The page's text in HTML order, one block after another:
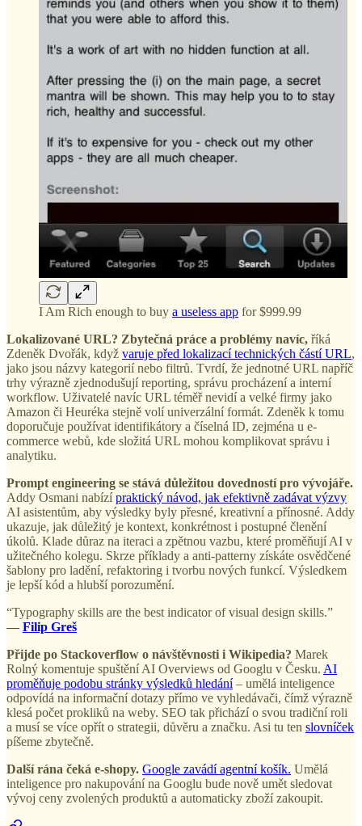
I Am Rich enough to buy a useless app for $999.99
Lokalizované URL? Zbytečná práce a problémy navíc, říká
Zdeněk Dvořák, když varuje před lokalizací technických částí URL,
jako jsou názvy kategorií nebo filtrů. Tvrdí, že jednotné URL napříč
trhy výrazně zjednodušují reporting, správu procházení a interní
workflow. Uživatelé navíc URL téměř nevidí a velké firmy jako
Amazon či Heuréka stejně volí univerzální formát. Zdeněk k tomu
doporučuje používat identifikátory a číselná ID, zejména u e-
commerce webů, kde složitá URL mohou komplikovat správu i
analytiku.
Prompt engineering se stává důležitou dovedností pro vývojáře.
Addy Osmani nabízípraktický návod, jak efektivně zadávat výzvy
AI asistentům, aby výsledky byly přesné, kreativní a přínosné. Addy
ukazuje, jak důležitý je kontext, konkrétnost i postupné členění
úkolů. Klade důraz na iteraci a zpětnou vazbu, které proměňují AI v
užitečného kolegu. Skrze příklady a anti-patterny získáte osvědčené
šablony pro ladění, refaktoring i tvorbu nových funkcí. Výsledkem
je lepší kód a hlubší porozumění.
“Typography skills are the best indicator of visual design skills.”
— Filip Greš
Přijde po Stackoverflow o návštěvnosti i Wikipedia? Marek
Rolný komentuje spuštění AI Overviews od Googlu v Česku. AI
proměňuje podobu stránky výsledků hledání– umělá inteligence
odpovídá na informační dotazy přímo ve vyhledávači, čímž výrazně
klesá počet prokliků na weby. SEO tak přichází o svou tradiční roli
a musí se více opřít o strategii, důvěru a značku. Asi tu ten slovníček
píšeme zbytečně.
Další rána čeká e-shopy. Google zavádí agentní košík. Umělá
inteligence pro nakupování na Googlu bude nově umět sledovat
vývoj ceny zvolených produktů a automaticky zboží zakoupit.